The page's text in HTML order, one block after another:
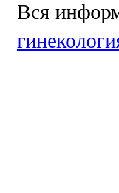
Вся